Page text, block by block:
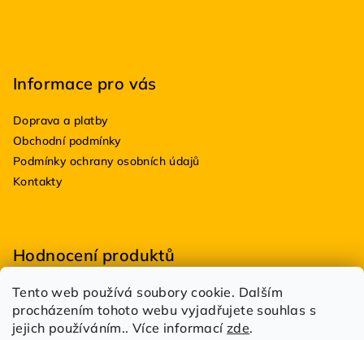
Tento web používá soubory cookie. Dalším
procházením tohoto webu vyjadřujete souhlas s
jejich používáním.. Více informací zde.
Informace pro vás
Doprava a platby
Obchodní podmínky
Podmínky ochrany osobních údajů
Kontakty
Hodnocení produktů
BioDRY bakterie do suchých WC 100g
Hodnocení produktu je 5 z 5 hvězdiček.
|
Estetik Profi